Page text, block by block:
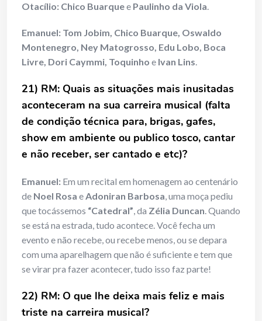
Otacílio: Chico Buarquee Paulinho da Viola.
Emanuel: Tom Jobim, Chico Buarque, Oswaldo
Montenegro, Ney Matogrosso, Edu Lobo, Boca
Livre, Dori Caymmi, Toquinho e Ivan Lins.
21) RM: Quais as situações mais inusitadas
aconteceram na sua carreira musical (falta
de condição técnica para, brigas, gafes,
show em ambiente ou publico tosco, cantar
e não receber, ser cantado e etc)?
Emanuel: Em um recital em homenagem ao centenário
de Noel Rosa eAdoniran Barbosa, uma moça pediu
que tocássemos “Catedral”, da Zélia Duncan. Quando
se está na estrada, tudo acontece. Você fecha um
evento e não recebe, ou recebe menos, ou se depara
com uma aparelhagem que não é suficiente e tem que
se virar pra fazer acontecer, tudo isso faz parte!
22) RM: O que lhe deixa mais feliz e mais
triste na carreira musical?